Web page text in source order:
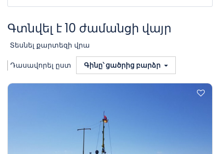
Գտնվել է 10 ժամանցի վայր
Տեսնել քարտեզի վրա
Դասավորել ըստ Գինը՝ ցածրից բարձր